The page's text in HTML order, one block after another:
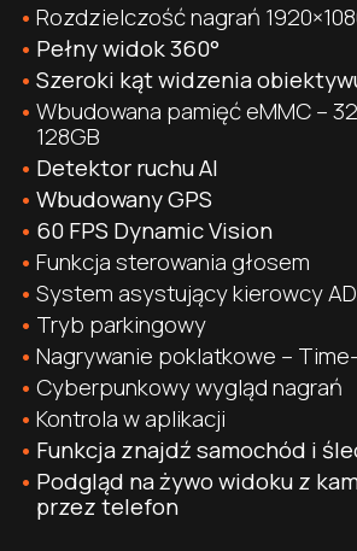
Rozdzielczość nagrań
Pełny widok 360°
Szeroki kąt widzenia
Wbudowana pamięć eMMC –
128GB
Detektor ruchu AI
Wbudowany GPS
60 FPS Dynamic Vision
Funkcja sterowania głosem
System asystujący kierowcy
Tryb parkingowy
Nagrywanie poklatkowe –
Cyberpunkowy wygląd nagrań
Kontrola w aplikacji
Funkcja znajdź samochód i
Podgląd na żywo widoku z
przez telefon